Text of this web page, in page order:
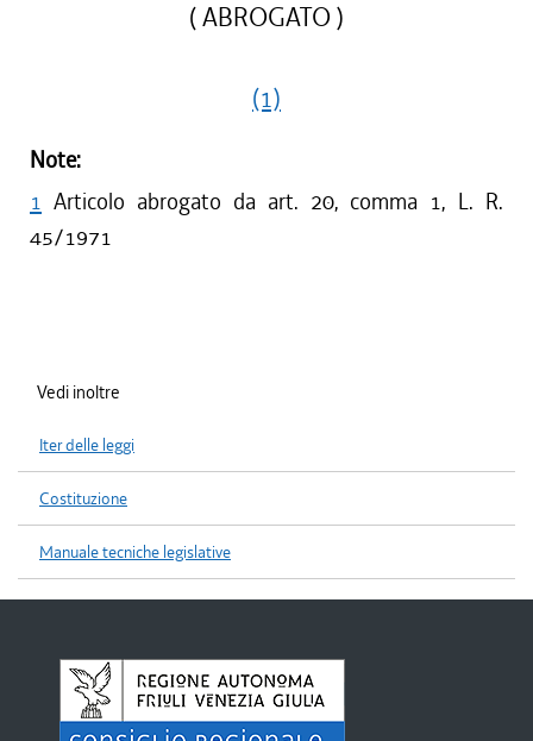
( ABROGATO )
(1)
Note:
1 Articolo abrogato da art. 20, comma 1, L. R.
45/1971
Vedi inoltre
Iter delle leggi
Costituzione
Manuale tecniche legislative